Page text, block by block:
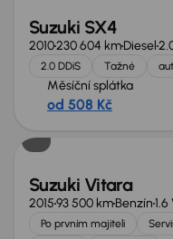
Suzuki SX4
2010230 604 kmDiesel
2.0 DDiS Tažné
Měsíční splátka
od 508 Kč
Suzuki Vitara
201593 500 kmBenzín
Po prvním majiteli